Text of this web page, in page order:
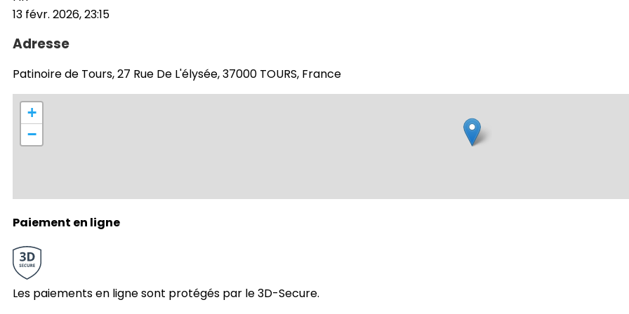
13 févr. 2026, 23:15
Adresse
Patinoire de Tours, 27 Rue De L'élysée, 37000 TOURS, France
+
−
Paiement en ligne
Les paiements en ligne sont protégés par le 3D-Secure.